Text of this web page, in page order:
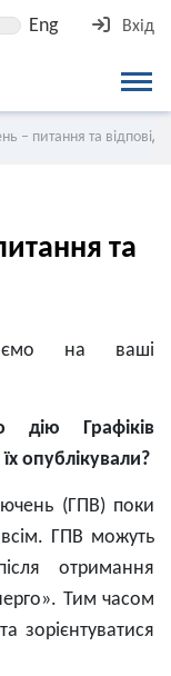
Eng Вхід
– питання та відповіді
та
на ваші
дію Графіків
опублікували?
(ГПВ) поки
ГПВ можуть
отримання
Тим часом
зорієнтуватися